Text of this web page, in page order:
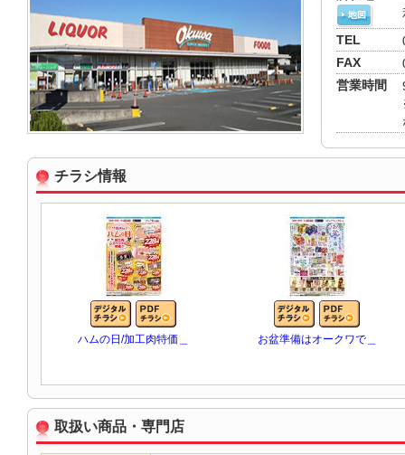
TEL
FAX
営業時間
チラシ情報
ハムの日/加工肉特価＿ お盆準備はオークワで＿
取扱い商品・専門店